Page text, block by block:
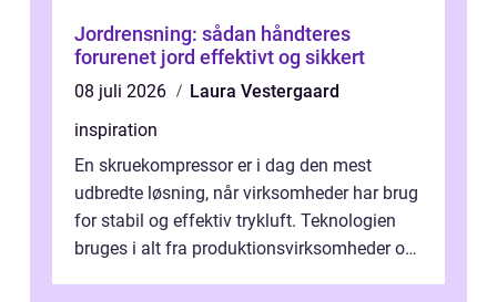
Jordrensning: sådan håndteres
forurenet jord effektivt og sikkert
08 juli 2026
Laura Vestergaard
inspiration
En skruekompressor er i dag den mest
udbredte løsning, når virksomheder har brug
for stabil og effektiv trykluft. Teknologien
bruges i alt fra produktionsvirksomheder og